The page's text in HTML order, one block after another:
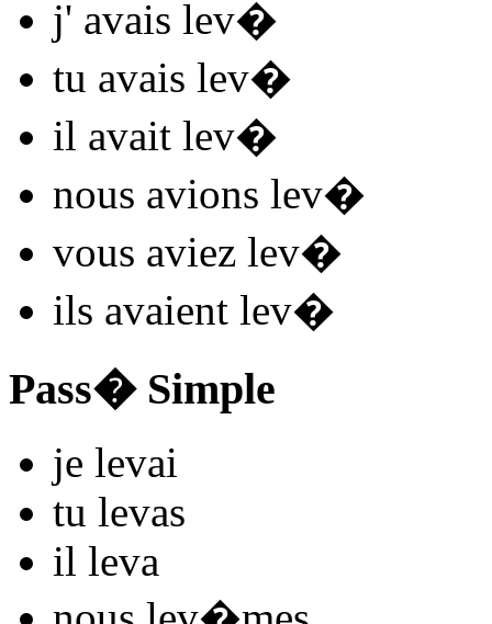
j' avais lev�
tu avais lev�
il avait lev�
nous avions lev�
vous aviez lev�
ils avaient lev�
Pass� Simple
je levai
tu levas
il leva